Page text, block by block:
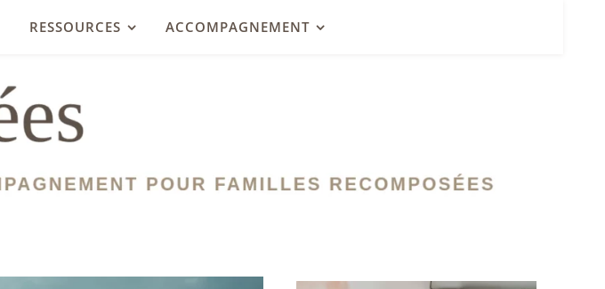
RESSOURCES ACCOMPAGNEMENT